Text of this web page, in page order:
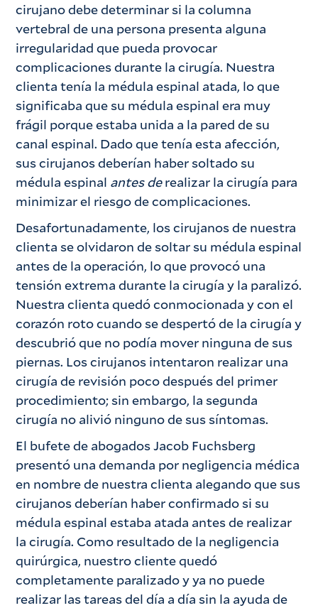
cirujano debe determinar si la columna
vertebral de una persona presenta alguna
irregularidad que pueda provocar
complicaciones durante la cirugía. Nuestra
clienta tenía la médula espinal atada, lo que
significaba que su médula espinal era muy
frágil porque estaba unida a la pared de su
canal espinal. Dado que tenía esta afección,
sus cirujanos deberían haber soltado su
médula espinal antes derealizar la cirugía para
minimizar el riesgo de complicaciones.
Desafortunadamente, los cirujanos de nuestra
clienta se olvidaron de soltar su médula espinal
antes de la operación, lo que provocó una
tensión extrema durante la cirugía y la paralizó.
Nuestra clienta quedó conmocionada y con el
corazón roto cuando se despertó de la cirugía y
descubrió que no podía mover ninguna de sus
piernas. Los cirujanos intentaron realizar una
cirugía de revisión poco después del primer
procedimiento; sin embargo, la segunda
cirugía no alivió ninguno de sus síntomas.
El bufete de abogados Jacob Fuchsberg
presentó una demanda por negligencia médica
en nombre de nuestra clienta alegando que sus
cirujanos deberían haber confirmado si su
médula espinal estaba atada antes de realizar
la cirugía. Como resultado de la negligencia
quirúrgica, nuestro cliente quedó
completamente paralizado y ya no puede
realizar las tareas del día a día sin la ayuda de